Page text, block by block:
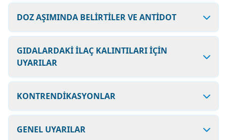
DOZ AŞIMINDA BELİRTİLER VE ANTİDOT
GIDALARDAKİ İLAÇ KALINTILARI İÇİN
UYARILAR
KONTRENDİKASYONLAR
GENEL UYARILAR